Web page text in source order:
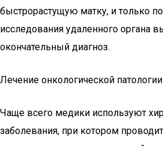
быстрорастущую матку, и только
исследования удаленного органа
окончательный диагноз.
Лечение онкологической
Чаще всего медики используют
заболевания, при котором